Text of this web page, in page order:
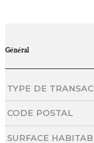
Général
Caractérisque Valeurs
TYPE DE TRANSAC
CODE POSTAL
SURFACE